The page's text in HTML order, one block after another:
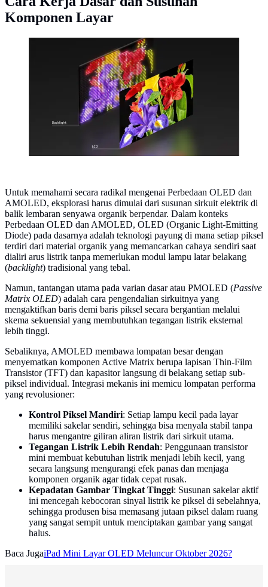
Komponen Layar
Cara Kerja Dasar dan Susunan Komponen Layar
Untuk memahami secara radikal mengenai Perbedaan OLED dan
AMOLED, eksplorasi harus dimulai dari susunan sirkuit elektrik di
balik lembaran senyawa organik berpendar. Dalam konteks
Perbedaan OLED dan AMOLED, OLED (Organic Light-Emitting
Diode) pada dasarnya adalah teknologi payung di mana setiap piksel
terdiri dari material organik yang memancarkan cahaya sendiri saat
dialiri arus listrik tanpa memerlukan modul lampu latar belakang
(backlight) tradisional yang tebal.
Namun, tantangan utama pada varian dasar atau PMOLED (Passive
Matrix OLED) adalah cara pengendalian sirkuitnya yang
mengaktifkan baris demi baris piksel secara bergantian melalui
skema sekuensial yang membutuhkan tegangan listrik eksternal
lebih tinggi.
Sebaliknya, AMOLED membawa lompatan besar dengan
menyematkan komponen Active Matrix berupa lapisan Thin-Film
Transistor (TFT) dan kapasitor langsung di belakang setiap sub-
piksel individual. Integrasi mekanis ini memicu lompatan performa
yang revolusioner:
Kontrol Piksel Mandiri: Setiap lampu kecil pada layar
memiliki sakelar sendiri, sehingga bisa menyala stabil tanpa
harus mengantre giliran aliran listrik dari sirkuit utama.
Tegangan Listrik Lebih Rendah: Penggunaan transistor
mini membuat kebutuhan listrik menjadi lebih kecil, yang
secara langsung mengurangi efek panas dan menjaga
komponen organik agar tidak cepat rusak.
Kepadatan Gambar Tingkat Tinggi: Susunan sakelar aktif
ini mencegah kebocoran sinyal listrik ke piksel di sebelahnya,
sehingga produsen bisa memasang jutaan piksel dalam ruang
yang sangat sempit untuk menciptakan gambar yang sangat
halus.
Baca JugaiPad Mini Layar OLED Meluncur Oktober 2026?